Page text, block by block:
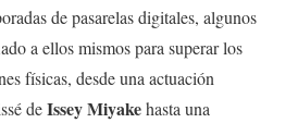
de pasarelas digitales, algunos
a ellos mismos para superar los
físicas, desde una actuación
deIssey Miyakehasta una